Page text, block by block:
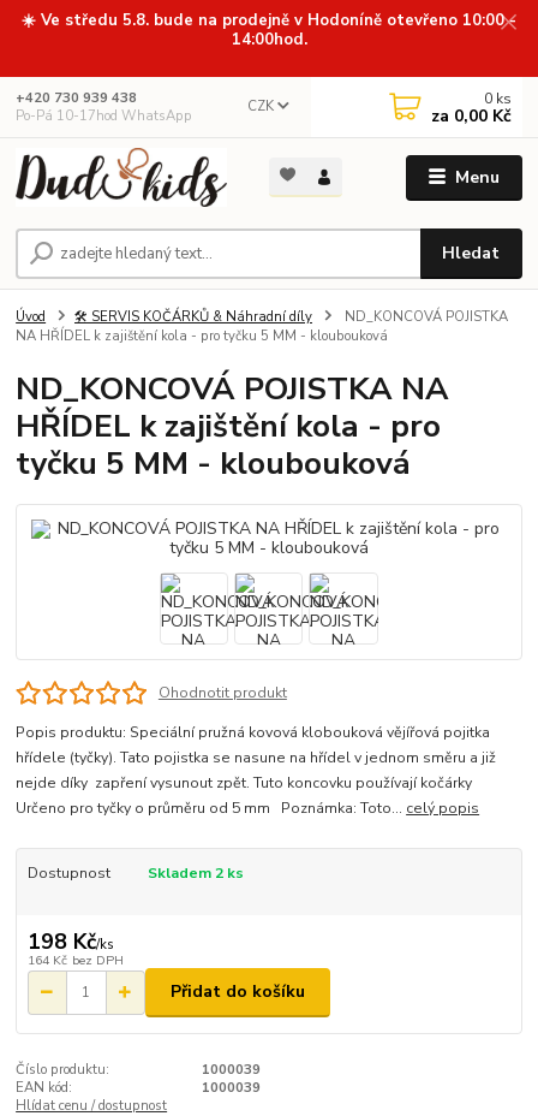
☀️ Ve středu 5.8. bude na prodejně v Hodoníně otevřeno 10:00 -
14:00hod.
Menu
CZK
Hledat
+420 730 939 438
Po-Pá 10-17hod WhatsApp
0 ks
za 0,00 Kč
Úvod 🛠️ SERVIS KOČÁRKŮ & Náhradní díly
ND_KONCOVÁ POJISTKA
NA HŘÍDEL k zajištění kola - pro tyčku 5 MM - kloubouková
ND_KONCOVÁ POJISTKA NA
HŘÍDEL k zajištění kola - pro
tyčku 5 MM - kloubouková
Ohodnotit produkt
Popis produktu: Speciální pružná kovová klobouková vějířová pojitka
hřídele (tyčky). Tato pojistka se nasune na hřídel v jednom směru a již
nejde díky zapření vysunout zpět. Tuto koncovku používají kočárky
Určeno pro tyčky o průměru od 5 mm Poznámka: Toto... celý popis
Dostupnost Skladem 2 ks
198 Kč/ks
164 Kč bez DPH
Přidat do košíku
Číslo produktu:
1000039
EAN kód:
1000039
Hlídat cenu / dostupnost